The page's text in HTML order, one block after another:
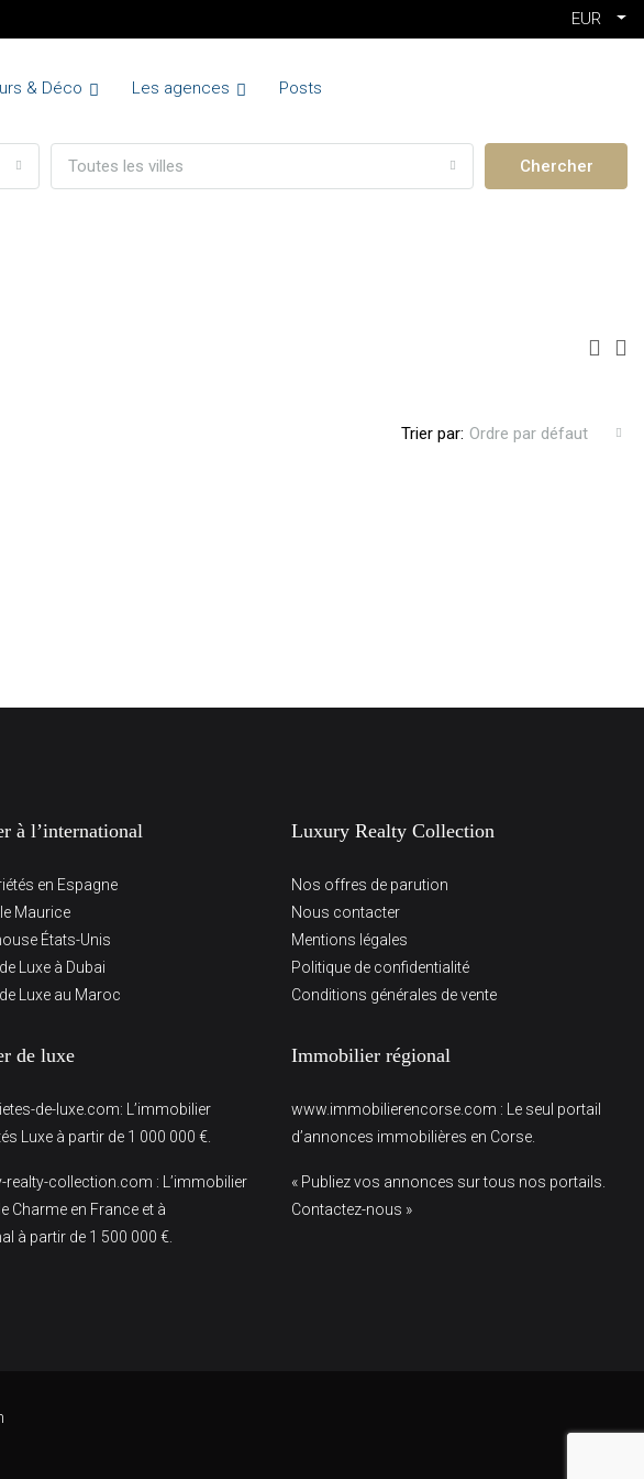
EUR
& Déco Les agences Posts
Toutes les villes Chercher
Trier par: Ordre par défaut
à l’international
en Espagne
Maurice
États-Unis
Luxe à Dubai
Luxe au Maroc
de luxe
de-luxe.com: L’immobilier
Luxe à partir de 1 000 000 €.
realty-collection.com : L’immobilier
Charme en France et à
à partir de 1 500 000 €.
Luxury Realty Collection
Nos offres de parution
Nous contacter
Mentions légales
Politique de confidentialité
Conditions générales de vente
Immobilier régional
www.immobilierencorse.com : Le seul portail
d’annonces immobilières en Corse.
« Publiez vos annonces sur tous nos portails.
Contactez-nous »